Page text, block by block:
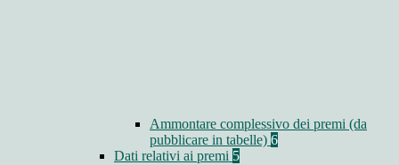
Ammontare complessivo dei premi (da
pubblicare in tabelle) 6
Dati relativi ai premi 5